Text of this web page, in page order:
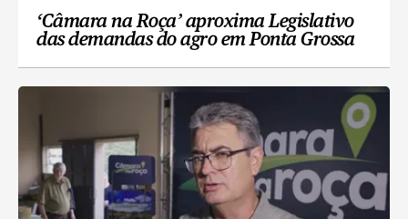
‘Câmara na Roça’ aproxima Legislativo
das demandas do agro em Ponta Grossa